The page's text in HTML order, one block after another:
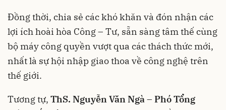
Đồng thời, chia sẻ các khó khăn và đón nhận các
lợi ích hoài hòa Công – Tư, sẵn sàng tâm thế cùng
bộ máy công quyền vượt qua các thách thức mới,
nhất là sự hội nhập giao thoa về công nghệ trên
thế giới.
Tương tự, ThS. Nguyễn Văn Ngà – Phó Tổng